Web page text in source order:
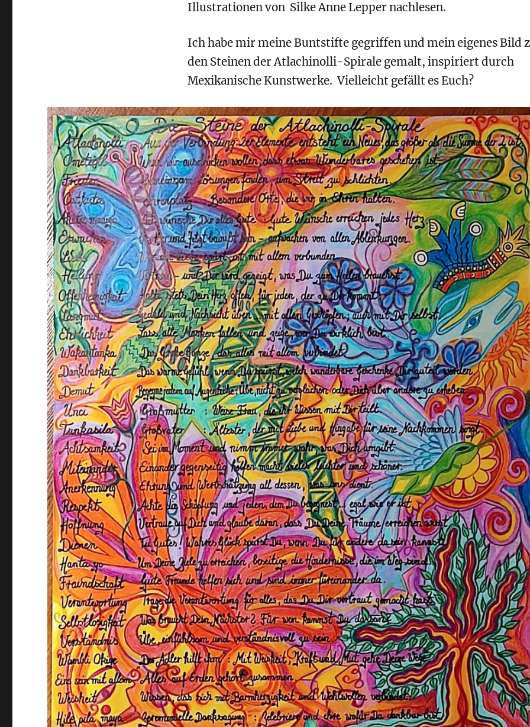
Illustrationen von Silke Anne Lepper nachlesen.
Ich habe mir meine Buntstifte gegriffen und mein eigenes Bild
den Steinen der Atlachinolli-Spirale gemalt, inspiriert durch
Mexikanische Kunstwerke. Vielleicht gefällt es Euch?